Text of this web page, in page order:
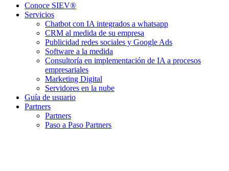
Conoce SIEV®
Servicios
Chatbot con IA integrados a whatsapp
CRM al medida de su empresa
Publicidad redes sociales y Google Ads
Software a la medida
Consultoría en implementación de IA a procesos
empresariales
Marketing Digital
Servidores en la nube
Guía de usuario
Partners
Partners
Paso a Paso Partners